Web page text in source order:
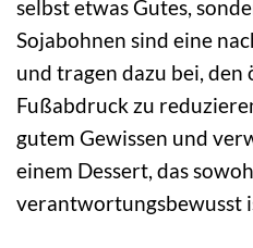
selbst etwas Gutes,
Sojabohnen sind eine
und tragen dazu bei, den
Fußabdruck zu
gutem Gewissen und
einem Dessert, das
verantwortungsbewusst